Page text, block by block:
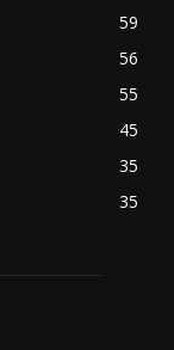
59
56
55
45
35
35